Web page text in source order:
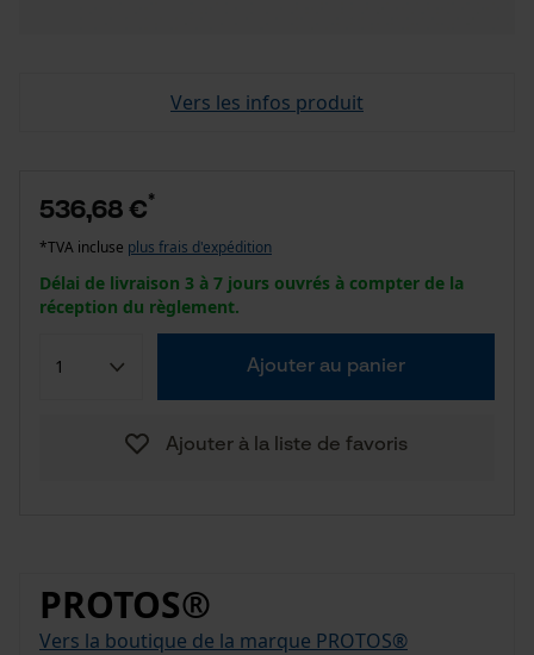
Vers les infos produit
536,68 €*
*TVA incluse plus frais d'expédition
Délai de livraison 3 à 7 jours ouvrés à compter de la
réception du règlement.
Ajouter au panier
Ajouter à la liste de favoris
PROTOS®
Vers la boutique de la marque PROTOS®